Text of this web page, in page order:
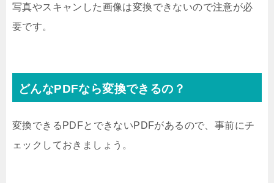
写真やスキャンした画像は変換できないので注意が必
要です。
どんなPDFなら変換できるの？
変換できるPDFとできないPDFがあるので、事前にチ
ェックしておきましょう。